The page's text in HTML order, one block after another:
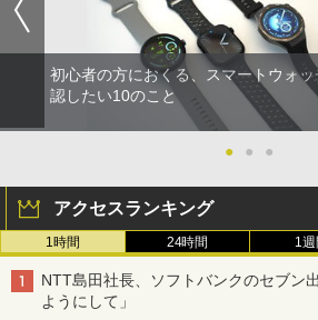
初心者の方におくる、スマートウォ
認したい10のこと
● ● ●
アクセスランキング
1時間 24時間 1週
NTT島田社長、ソフトバンクのセブン
ようにして」